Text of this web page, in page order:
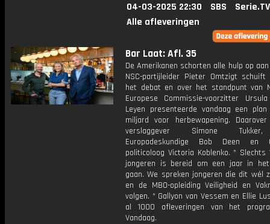
04-03-2025 22:30 SBS
Serie.TV
Alle afleveringen
Bar Laat: Afl. 35
De Amerikanen schorten alle hulp op aan
NSC-partijleider Pieter Omtzigt
het debat en over het standpunt van
Europese Commissie-voorzitter
Leyen presenteerde vandaag een
miljard voor herbewapening. Daarover
verslaggever Simone
Europadeskundige Bob Deen en
politicoloog Victoria Koblenko. * Slechts
jongeren is bereid om een jaar in
gaan. We spreken jongeren die dit wél
en de MBO-opleiding Veiligheid en
volgen. * Gallyon van Vessem en Ellie
al 1000 afleveringen van het
Vandaag.